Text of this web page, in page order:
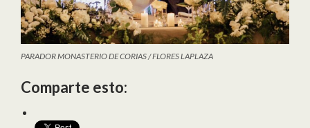
PARADOR MONASTERIO DE CORIAS / FLORES LAPLAZA
Comparte esto: